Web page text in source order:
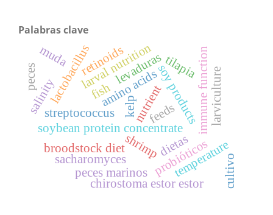
Palabras clave
soy products
soybean protein concentrate
shrimp
amino acids
fish nutrient immune function
broodstock diet
larval nutrition
probióticos
tilapia
streptococcus
lactobacillus
sacharomyces
chirostoma estor estor
larviculture
temperature
salinity
levaduras
peces
feeds
dietas
peces marinos cultivo
muda retinoids
kelp